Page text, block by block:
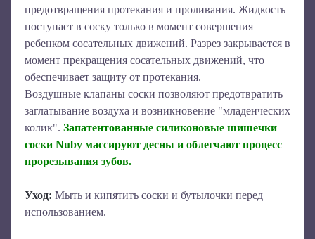
предотвращения протекания и проливания. Жидкость
поступает в соску только в момент совершения
ребенком сосательных движений. Разрез закрывается в
момент прекращения сосательных движений, что
обеспечивает защиту от протекания.
Воздушные клапаны соски позволяют предотвратить
заглатывание воздуха и возникновение "младенческих
колик". Запатентованные силиконовые шишечки
соски Nuby массируют десны и облегчают процесс
прорезывания зубов.
Уход: Мыть и кипятить соски и бутылочки перед
использованием.